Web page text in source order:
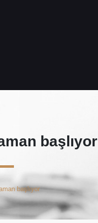
başlıyor
başlıyor